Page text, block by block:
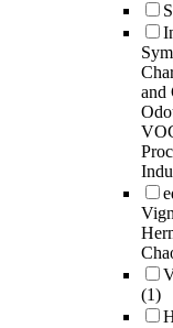
and
(1)